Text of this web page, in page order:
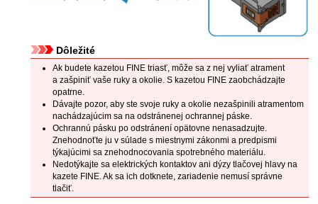
Dôležité
Ak budete kazetou FINEtriasť, môže sa z nej vyliať atrament
a zašpiniť vaše ruky a okolie. S kazetou FINEzaobchádzajte
opatrne.
Dávajte pozor, aby ste svoje ruky a okolie nezašpinili atramentom
nachádzajúcim sa na odstránenej ochrannej páske.
Ochrannú pásku po odstránení opätovne nenasadzujte.
Znehodnoťte ju v súlade s miestnymi zákonmi a predpismi
týkajúcimi sa znehodnocovania spotrebného materiálu.
Nedotýkajte sa elektrických kontaktov ani dýzy tlačovej hlavyna
kazete FINE. Ak sa ich dotknete, zariadenie nemusí správne
tlačiť.